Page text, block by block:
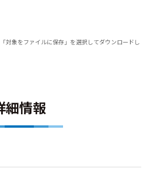
対象をファイルに保存」を選択してダウンロードし
細情報